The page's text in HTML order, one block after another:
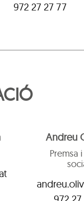
972 27 27 77
Andreu
Premsa